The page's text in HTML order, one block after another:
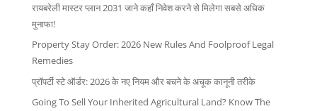
रायबरेली मास्टर प्लान 2031 जाने कहाँ निवेश करने से मिलेगा सबसे अधिक
मुनाफा!
Property Stay Order: 2026 New Rules And Foolproof Legal
Remedies
प्रॉपर्टी स्टे ऑर्डर: 2026 के नए नियम और बचने के अचूक कानूनी तरीके
Going To Sell Your Inherited Agricultural Land? Know The